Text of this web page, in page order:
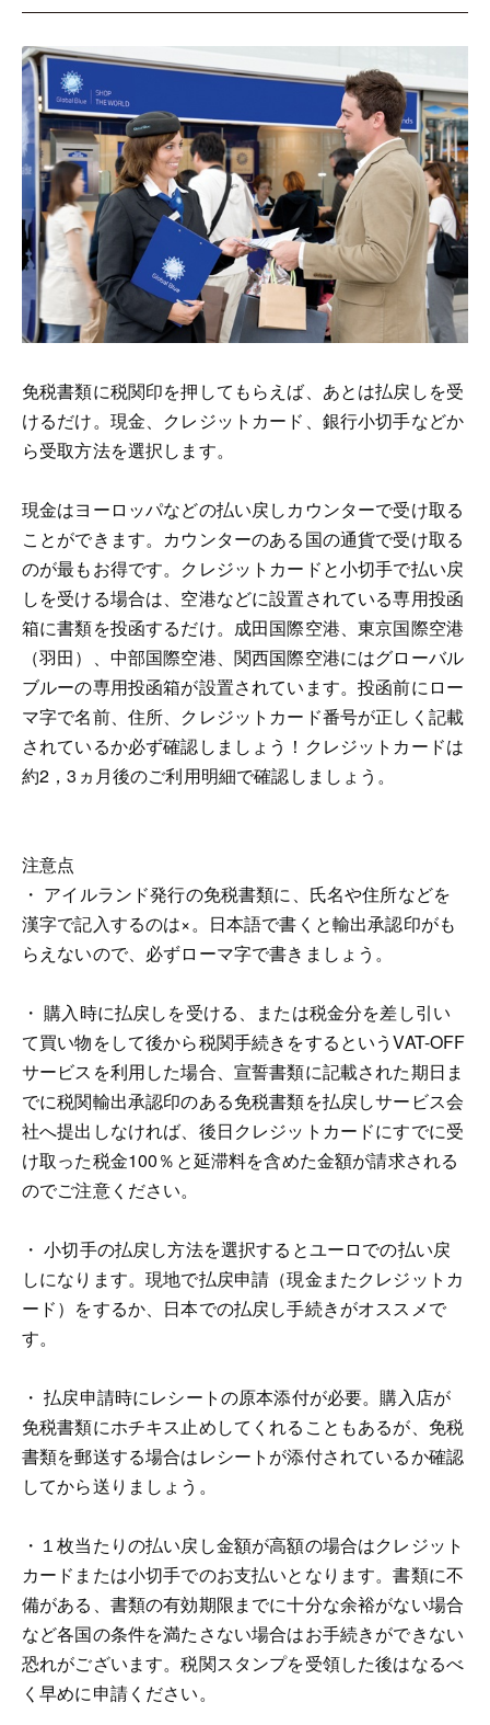
免税書類に税関印を押してもらえば、あとは払戻しを受
けるだけ。現金、クレジットカード、銀行小切手などか
ら受取方法を選択します。
現金はヨーロッパなどの払い戻しカウンターで受け取る
ことができます。カウンターのある国の通貨で受け取る
のが最もお得です。クレジットカードと小切手で払い戻
しを受ける場合は、空港などに設置されている専用投函
箱に書類を投函するだけ。成田国際空港、東京国際空港
（羽田）、中部国際空港、関西国際空港にはグローバル
ブルーの専用投函箱が設置されています。投函前にロー
マ字で名前、住所、クレジットカード番号が正しく記載
されているか必ず確認しましょう！クレジットカードは
約2，3ヵ月後のご利用明細で確認しましょう。
注意点
・ アイルランド発行の免税書類に、氏名や住所などを
漢字で記入するのは×。日本語で書くと輸出承認印がも
らえないので、必ずローマ字で書きましょう。
・ 購入時に払戻しを受ける、または税金分を差し引い
て買い物をして後から税関手続きをするというVAT-OFF
サービスを利用した場合、宣誓書類に記載された期日ま
でに税関輸出承認印のある免税書類を払戻しサービス会
社へ提出しなければ、後日クレジットカードにすでに受
け取った税金100％と延滞料を含めた金額が請求される
のでご注意ください。
・ 小切手の払戻し方法を選択するとユーロでの払い戻
しになります。現地で払戻申請（現金またクレジットカ
ード）をするか、日本での払戻し手続きがオススメで
す。
・ 払戻申請時にレシートの原本添付が必要。購入店が
免税書類にホチキス止めしてくれることもあるが、免税
書類を郵送する場合はレシートが添付されているか確認
してから送りましょう。
・１枚当たりの払い戻し金額が高額の場合はクレジット
カードまたは小切手でのお支払いとなります。書類に不
備がある、書類の有効期限までに十分な余裕がない場合
など各国の条件を満たさない場合はお手続きができない
恐れがございます。税関スタンプを受領した後はなるべ
く早めに申請ください。